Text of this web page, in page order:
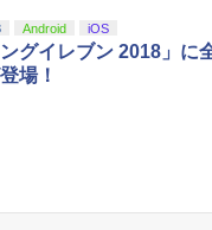
Android iOS
グイレブン 2018」に
場！